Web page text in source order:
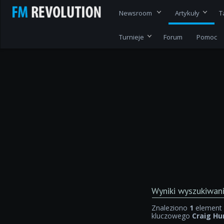
Newsroom Artykuły
Turnieje Forum Pomoc
Wyniki
Znaleziono 1 element
kluczowego Craig